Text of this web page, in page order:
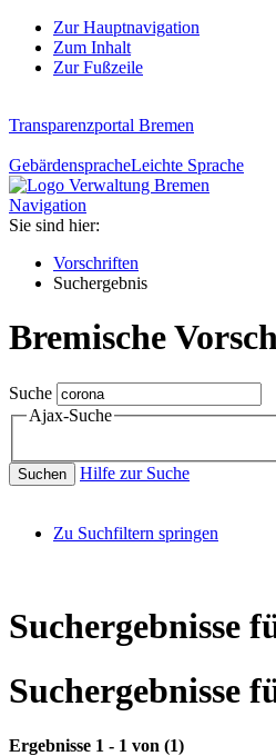
Zur Hauptnavigation
Zum Inhalt
Zur Fußzeile
Transparenzportal Bremen
GebärdenspracheLeichte Sprache
Navigation
Sie sind hier:
Vorschriften
Suchergebnis
Bremische
Suche
Ajax-Suche
Suchen Hilfe zur Suche
Zu Suchfiltern springen
Suchergebnisse
Suchergebnisse
Ergebnisse 1 - 1 von (1)